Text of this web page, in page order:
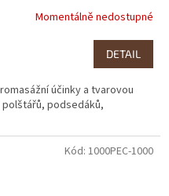
Momentálně nedostupné
DETAIL
účinky a tvarovou
podsedáků,
Kód: 1000PEC-1000